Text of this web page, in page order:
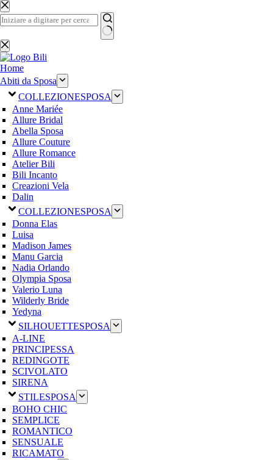
Salta
al
contenuto
Nessun
risultato
Home
Abiti da Sposa
COLLEZIONESPOSA
Anne Mariée
Allure Bridal
Abella Sposa
Allure Couture
Allure Romance
Atelier Bili
Bili Incanto
Creazioni Vela
Dalin
COLLEZIONESPOSA
Donna Elas
Luisa
Madison James
Manu Garcia
Nadia Orlando
Olympia Sposa
Valerio Luna
Wilderly Bride
Yedyna
SILHOUETTESPOSA
A-LINE
PRINCIPESSA
REDINGOTE
SCIVOLATO
SIRENA
STILESPOSA
BOHO CHIC
SEMPLICE
ROMANTICO
SENSUALE
RICAMATO